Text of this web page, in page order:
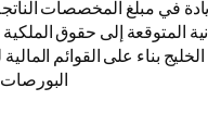
في مبلغ المخصصات
بناء على القوائم
البورصات